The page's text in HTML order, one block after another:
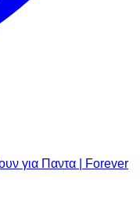
για Παντα | Forever